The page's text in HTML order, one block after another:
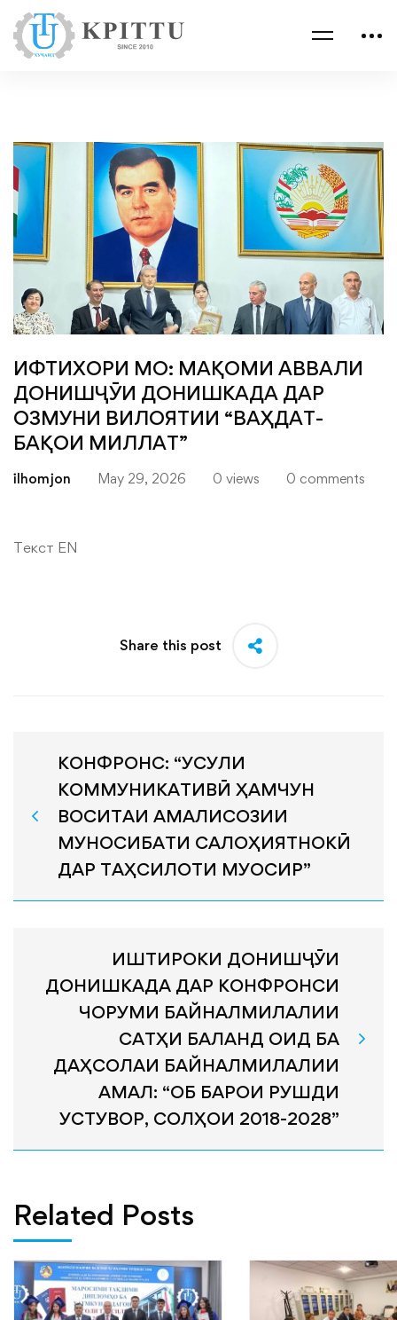
ИФТИХОРИ МО: МАҚОМИ АВВАЛИ
ДОНИШҶӮИ ДОНИШКАДА ДАР
ОЗМУНИ ВИЛОЯТИИ “ВАҲДАТ-
БАҚОИ МИЛЛАТ”
ilhomjon May 29, 2026 0 views 0 comments
Текст EN
Share this post
КОНФРОНС: “УСУЛИ
КОММУНИКАТИВӢ ҲАМЧУН
ВОСИТАИ АМАЛИСОЗИИ
МУНОСИБАТИ САЛОҲИЯТНОКӢ
ДАР ТАҲСИЛОТИ МУОСИР”
ИШТИРОКИ ДОНИШҶӮИ
ДОНИШКАДА ДАР КОНФРОНСИ
ЧОРУМИ БАЙНАЛМИЛАЛИИ
САТҲИ БАЛАНД ОИД БА
ДАҲСОЛАИ БАЙНАЛМИЛАЛИИ
АМАЛ: “ОБ БАРОИ РУШДИ
УСТУВОР, СОЛҲОИ 2018-2028”
Related Posts